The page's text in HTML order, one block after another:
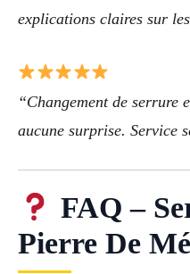
explications claires sur
“Changement de serrure
aucune surprise. Service
FAQ –
Pierre De